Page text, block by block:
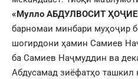
«Мулло АБДУЛВОСИТ
барномаи минбари муҳоҷир
шогирдони ҳамин Самиев
ба Самиев Наҷмуддин ва
Абдусамад зиёфатҳо ташкил